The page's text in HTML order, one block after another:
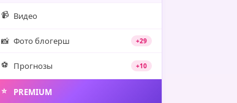
📹 Видео
📸 Фото блогерш +29
⚽️ Прогнозы +10
⭐️ PREMIUM